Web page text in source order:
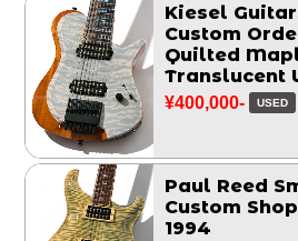
Kiesel
Custom
Quilted
Translucent
¥400,000- USED
Paul Reed
Custom
1994